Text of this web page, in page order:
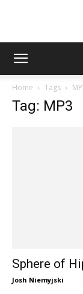
Home Tags
Tag: MP3
Sphere of
Josh Niemyjski